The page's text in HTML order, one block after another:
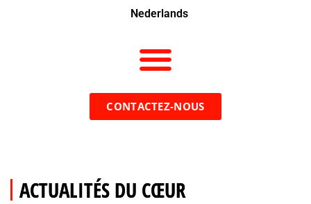
Nederlands
CONTACTEZ-NOUS
ACTUALITÉS DU CŒUR